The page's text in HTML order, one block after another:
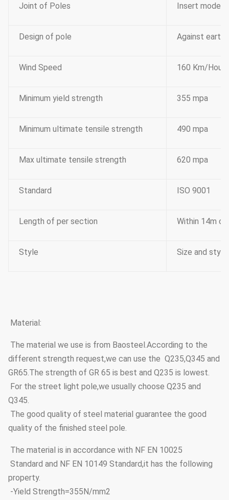
Joint of Poles Insert
Design of pole Against
Wind Speed 160 Km/Hour
Minimum yield strength 355 mpa
Minimum ultimate tensile strength 490 mpa
Max ultimate tensile strength 620 mpa
Standard ISO 9001
Length of per section Within 14m
Style Size and
Material:
The material we use is from Baosteel.According to the
different strength request,we can use the Q235,Q345 and
GR65.The strength of GR 65 is best and Q235 is lowest.
For the street light pole,we usually choose Q235 and
Q345.
The good quality of steel material guarantee the good
quality of the finished steel pole.
The material is in accordance with NF EN 10025
Standard and NF EN 10149 Standard,it has the following
property.
-Yield Strength=355N/mm2